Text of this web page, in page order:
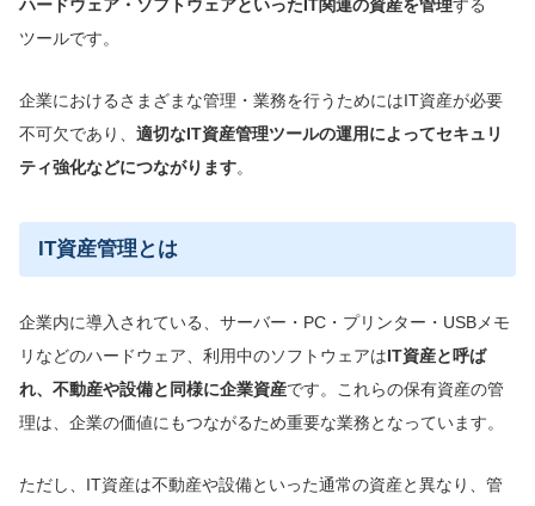
ハー ドウェア・ ソフトウェアといったIT関連の資産を管理する
ツールです。
企業におけるさまざまな管理・業務を行うためにはIT資産が必要
不可欠であり、 適切なIT資産管理ツールの運用によってセキュリ
ティ強化などにつながります。
IT資産管理とは
企業内に導入されている、サーバー・PC・プリンター・USBメモ
リなどのハードウェア、利用中のソフトウェアはIT資産と呼ば
れ、不動産や設備と同様に企業資産です。これらの保有資産の管
理は、企業の価値にもつながるため重要な業務となっています。
ただし、IT資産は不動産や設備といった通常の資産と異なり、管